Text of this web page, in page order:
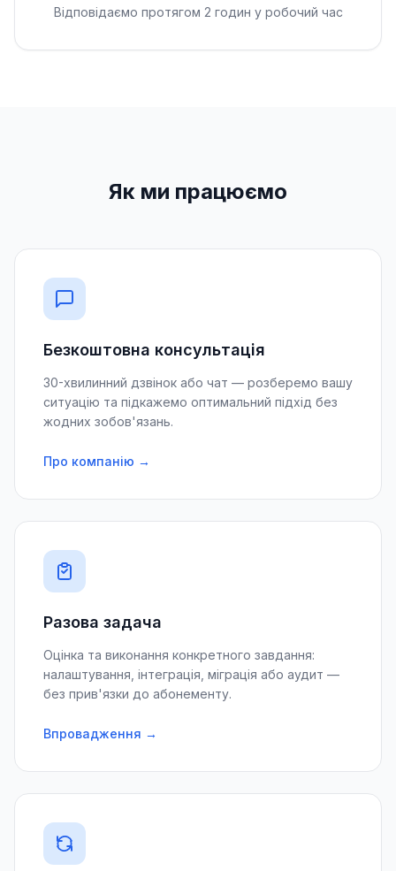
Відповідаємо протягом 2 годин у робочий час
Як ми працюємо
Безкоштовна консультація
30-хвилинний дзвінок або чат — розберемо вашу
ситуацію та підкажемо оптимальний підхід без
жодних зобов'язань.
Про компанію →
Разова задача
Оцінка та виконання конкретного завдання:
налаштування, інтеграція, міграція або аудит —
без прив'язки до абонементу.
Впровадження →